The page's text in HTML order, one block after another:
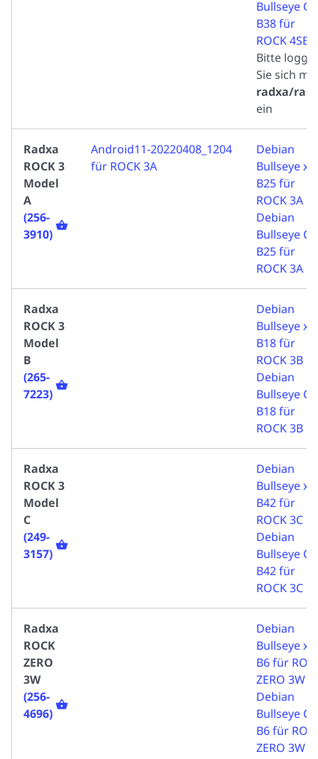
Bullseye
B38 für
ROCK 4SE
Bitte
Sie sich mit
radxa/
ein
Radxa
ROCK 3
Model
A
(256-
3910)
Android11-20220408_1204
für ROCK 3A
Debian
Bullseye
B25 für
ROCK 3A
Debian
Bullseye
B25 für
ROCK 3A
Radxa
ROCK 3
Model
B
(265-
7223)
Debian
Bullseye
B18 für
ROCK 3B
Debian
Bullseye
B18 für
ROCK 3B
Radxa
ROCK 3
Model
C
(249-
3157)
Debian
Bullseye
B42 für
ROCK 3C
Debian
Bullseye
B42 für
ROCK 3C
Radxa
ROCK
ZERO
3W
(256-
4696)
Debian
Bullseye
B6 für
ZERO 3W
Debian
Bullseye
B6 für
ZERO 3W